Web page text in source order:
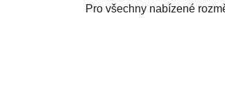
Pro všechny nabízené